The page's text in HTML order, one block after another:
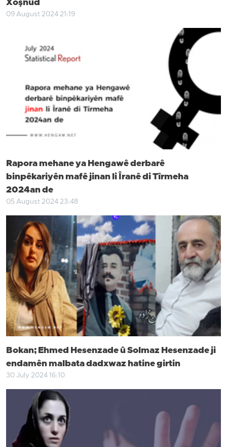
Xoşnûd
09 August 2024 21:19
Rapora mehane ya Hengawê derbarê
binpêkariyên mafê jinan li Îranê di Tîrmeha
2024an de
05 August 2024 23:48
Bokan; Ehmed Hesenzade û Solmaz Hesenzade ji
endamên malbata dadxwaz hatine girtin
30 July 2024 16:10